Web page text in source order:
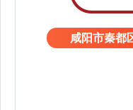
咸阳市秦都